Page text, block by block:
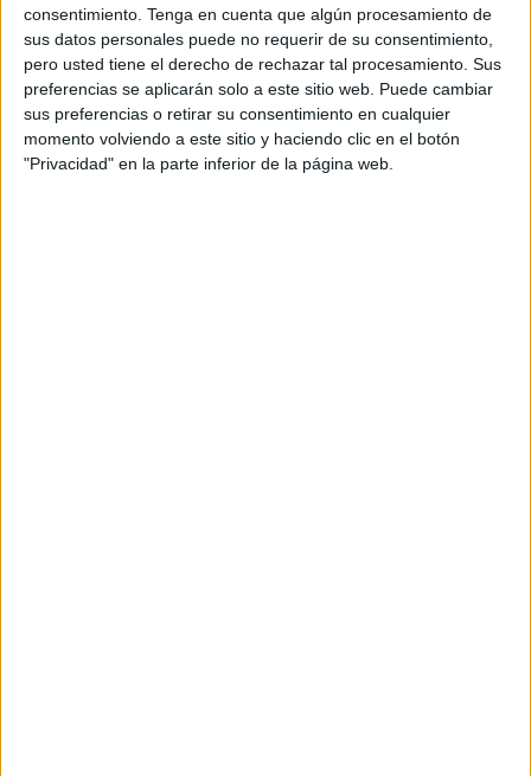
consentimiento. Tenga en cuenta que algún procesamiento de
sus datos personales puede no requerir de su consentimiento,
pero usted tiene el derecho de rechazar tal procesamiento. Sus
preferencias se aplicarán solo a este sitio web. Puede cambiar
sus preferencias o retirar su consentimiento en cualquier
momento volviendo a este sitio y haciendo clic en el botón
"Privacidad" en la parte inferior de la página web.
La intención de este taller es para presentar métodos
que ayudarán a involucrar a los estudiantes más
capaces en un área de las matemáticas que pueden
encontrar difícil y, al mismo tiempo, alentar a los
estudiantes que encuentran difíciles las matemáticas